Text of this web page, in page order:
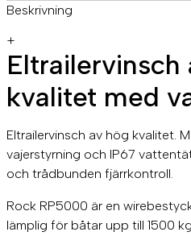
i
t
i
e
v
i
s
c
Beskrivning
+
Eltrailervinsch
kvalitet med
Eltrailervinsch av hög kvalitet.
vajerstyrning och IP67
och trådbunden fjärrkontroll.
Rock RP5000 är en
lämplig för båtar upp till 1500